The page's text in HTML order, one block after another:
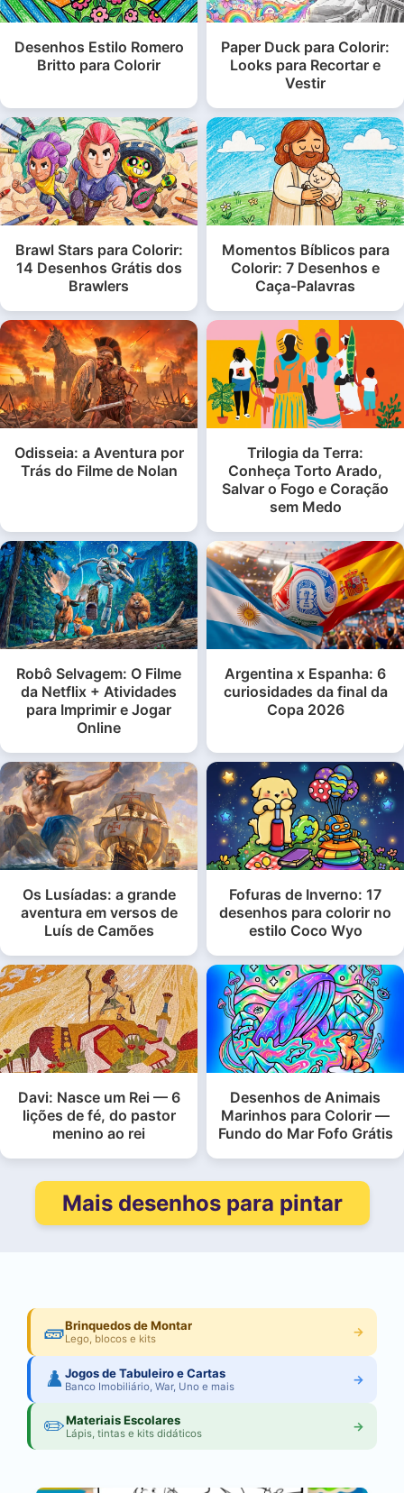
Desenhos Estilo Romero
Britto para Colorir
Paper Duck para Colorir:
Looks para Recortar e
Vestir
Brawl Stars para Colorir:
14 Desenhos Grátis dos
Brawlers
Momentos Bíblicos para
Colorir: 7 Desenhos e
Caça-Palavras
Odisseia: a Aventura por
Trás do Filme de Nolan
Trilogia da Terra:
Conheça Torto Arado,
Salvar o Fogo e Coração
sem Medo
Robô Selvagem: O Filme
da Netflix + Atividades
para Imprimir e Jogar
Online
Argentina x Espanha: 6
curiosidades da final da
Copa 2026
Os Lusíadas: a grande
aventura em versos de
Luís de Camões
Fofuras de Inverno: 17
desenhos para colorir no
estilo Coco Wyo
Davi: Nasce um Rei — 6
lições de fé, do pastor
menino ao rei
Desenhos de Animais
Marinhos para Colorir —
Fundo do Mar Fofo Grátis
Mais desenhos para pintar
🧱Brinquedos de Montar
Lego, blocos e kits →
♟️Jogos de Tabuleiro e Cartas
Banco Imobiliário, War, Uno e mais →
✏️Materiais Escolares
Lápis, tintas e kits didáticos →